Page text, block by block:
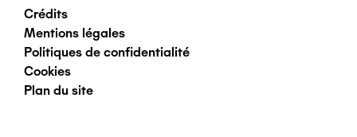
Pied
de
page
Crédits
Mentions légales
Politiques de confidentialité
Cookies
Plan du site